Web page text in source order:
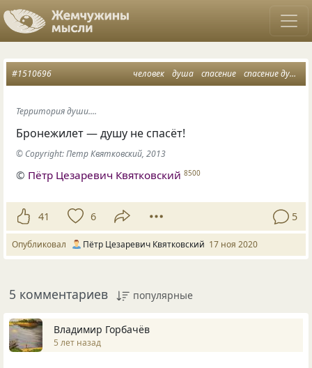
человек душа спасение спасение души
#1510696
Территория души....
Бронежилет — душу не спасёт!
© Copyright: Петр Квятковский, 2013
© Пётр Цезаревич Квятковский 8500
41 6 5
Опубликовал Пётр Цезаревич Квятковский 17 ноя 2020
5 комментариев популярные
Владимир Горбачёв
5 лет назад